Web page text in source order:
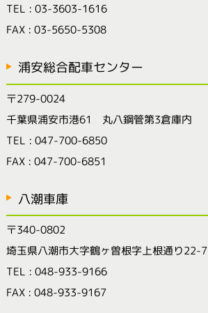
TEL : 03-3603-1616
FAX : 03-5650-5308
浦安総合配車センター
〒279-0024
千葉県浦安市港61 丸八鋼管第3倉庫内
TEL : 047-700-6850
FAX : 047-700-6851
八潮車庫
〒340-0802
埼玉県八潮市大字鶴ヶ曽根字上根通り22-7
TEL : 048-933-9166
FAX : 048-933-9167